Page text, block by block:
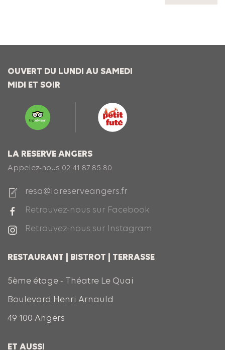
OUVERT DU LUNDI AU SAMEDI
MIDI ET SOIR
LA RESERVE ANGERS
Appelez-nous 02 41 87 85 80
resa@lareserveangers.fr
Retrouvez-nous sur Facebook
Retrouvez-nous sur Instagram
RESTAURANT | BISTROT | TERRASSE
5ème étage - Théatre Le Quai
Boulevard Henri Arnauld
49 100 Angers
ET AUSSI